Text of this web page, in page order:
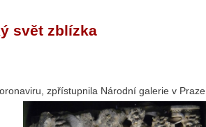
svět zblízka
zpřístupnila Národní galerie v Praze